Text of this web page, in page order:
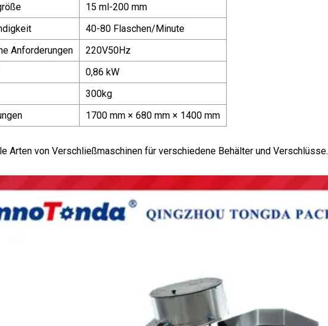
15 ml-200 mm
40-80 Flaschen/Minute
Anforderungen
220V50Hz
0,86 kW
300kg
1700 mm × 680 mm × 1400 mm
Arten von Verschließmaschinen für verschiedene Behälter und Verschlüsse.